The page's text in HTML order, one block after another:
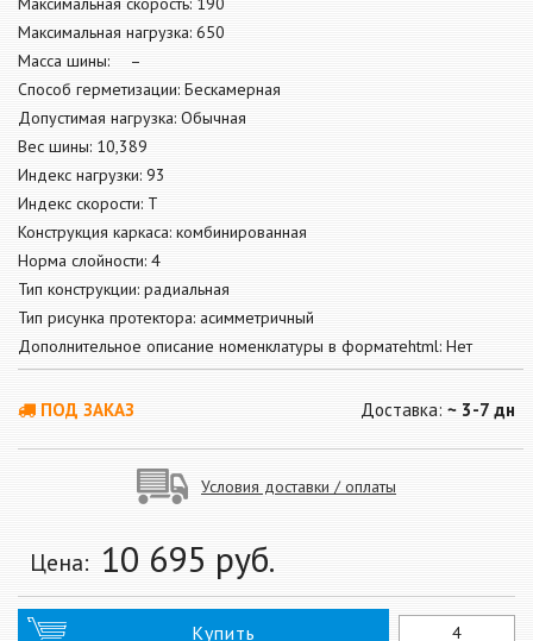
Максимальная нагрузка: 650
Масса шины: –
Способ герметизации: Бескамерная
Допустимая нагрузка: Обычная
Вес шины: 10,389
Индекс нагрузки: 93
Индекс скорости: T
Конструкция каркаса: комбинированная
Норма слойности: 4
Тип конструкции: радиальная
Тип рисунка протектора: асимметричный
Дополнительное описание номенклатуры в форматеhtml: Нет
ПОД ЗАКАЗ Доставка: ~ 3-7 дн
Условия доставки / оплаты
Цена: 10 695 руб.
Купить